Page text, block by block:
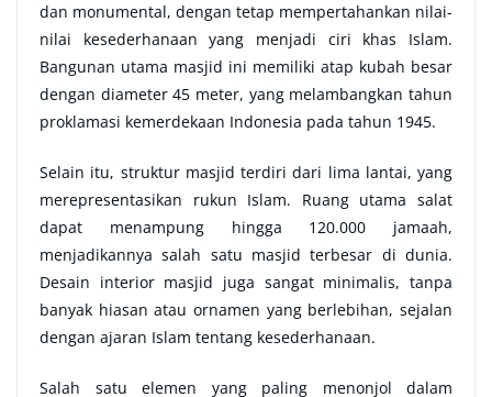
dan monumental, dengan tetap mempertahankan nilai-
nilai kesederhanaan yang menjadi ciri khas Islam.
Bangunan utama masjid ini memiliki atap kubah besar
dengan diameter 45 meter, yang melambangkan tahun
proklamasi kemerdekaan Indonesia pada tahun 1945.
Selain itu, struktur masjid terdiri dari lima lantai, yang
merepresentasikan rukun Islam. Ruang utama salat
dapat menampung hingga 120.000 jamaah,
menjadikannya salah satu masjid terbesar di dunia.
Desain interior masjid juga sangat minimalis, tanpa
banyak hiasan atau ornamen yang berlebihan, sejalan
dengan ajaran Islam tentang kesederhanaan.
Salah satu elemen yang paling menonjol dalam